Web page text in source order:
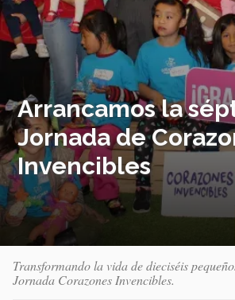
Arrancamos la
Jornada de
Invencibles
Transformando la vida de dieciséis
Jornada Corazones Invencibles.